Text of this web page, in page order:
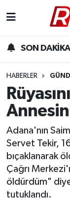
SON DAKİKA
HABERLER
Adana'nın
Servet Tekir,
bıçaklanarak
Çağrı
öldürdüm"
tutuklandı.
Gündem
Yurttan
Ekonomi
Teknoloji
Rize Hava
Rize
Süper Lig
Tüm
Haber Arşivi